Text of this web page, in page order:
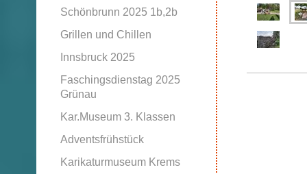
Schönbrunn 2025 1b,2b
Grillen und Chillen
Innsbruck 2025
Faschingsdienstag 2025
Grünau
Kar.Museum 3. Klassen
Adventsfrühstück
Karikaturmuseum Krems